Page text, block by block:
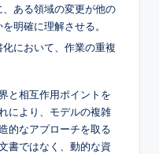
ある領域の変更が他の
明確に理解させる。
において、作業の重複
と相互作用ポイントを
により、モデルの複雑
的なアプローチを取る
書ではなく、動的な資